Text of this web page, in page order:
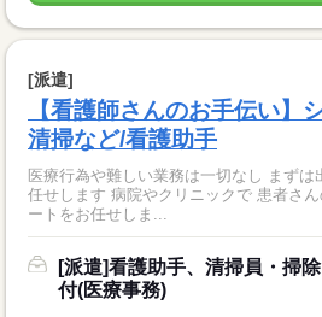
[派遣]
【看護師さんのお手伝い】
清掃など/看護助手
医療行為や難しい業務は一切なし まずは
任せします 病院やクリニックで 患者さ
ートをお任せしま...
[派遣]看護助手、清掃員・掃
付(医療事務)